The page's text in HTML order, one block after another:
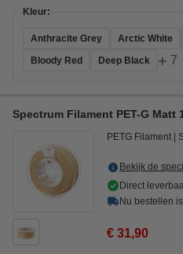
Kleur:
Anthracite Grey Arctic White
Bloody Red
Deep Black + 7
Spectrum Filament PET-G Matt
PETG Filament
Bekijk de
Direct
Nu bestellen
€ 31,90